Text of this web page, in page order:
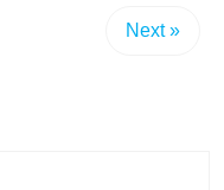
Next »